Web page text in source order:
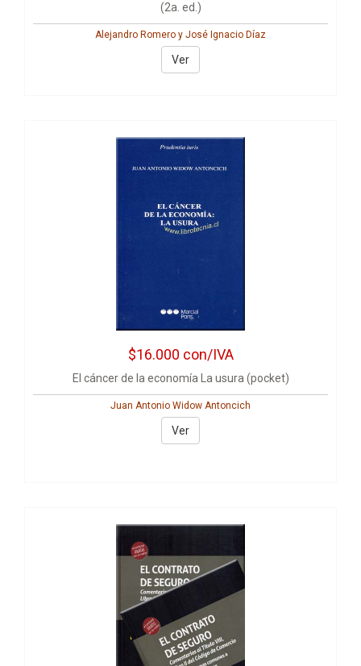
(2a. ed.)
Alejandro Romero y José Ignacio Díaz
Ver
$16.000 con/IVA
El cáncer de la economía La usura (pocket)
Juan Antonio Widow Antoncich
Ver